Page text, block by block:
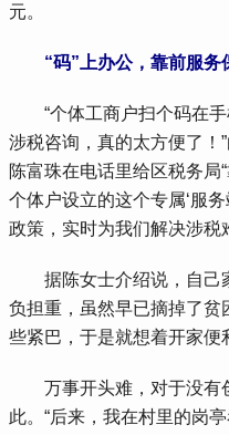
元。
“码”上办公，靠前服务
“个体工商户扫个码在手
涉税咨询，真的太方便了！
陈富珠在电话里给区税务局
个体户设立的这个专属‘服
政策，实时为我们解决涉税
据陈女士介绍说，自己家
负担重，虽然早已摘掉了
些紧巴，于是就想着开家便
万事开头难，对于没有
此。“后来，我在村里的岗